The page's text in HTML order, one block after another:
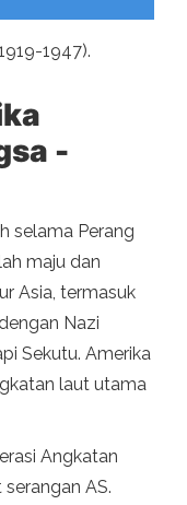
1947).
-
selama Perang
maju dan
Asia, termasuk
Nazi
Sekutu. Amerika
laut utama
Angkatan
AS.